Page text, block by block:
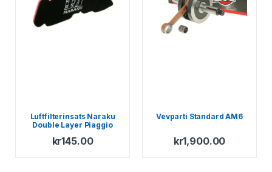
Luftfilterinsats Naraku
Double Layer Piaggio
kr145.00
Vevparti Standard AM6
kr1,900.00